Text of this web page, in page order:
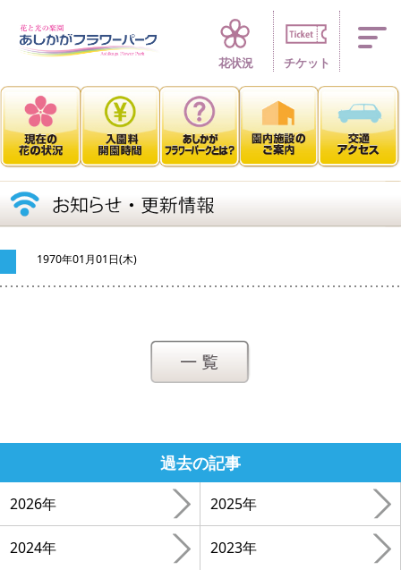
四季折々 花の
花状況 チケット
1970年01月01日(木)
過去の記事
2026年 2025年
2024年 2023年